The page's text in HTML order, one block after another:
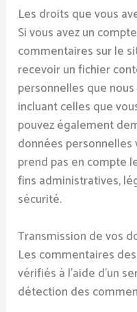
Les droits que vous
Si vous avez un
commentaires sur le
recevoir un fichier
personnelles que
incluant celles que
pouvez également
données personnelles
prend pas en compte
fins administratives,
sécurité.
Transmission de vos
Les commentaires
vérifiés à l’aide d’un
détection des